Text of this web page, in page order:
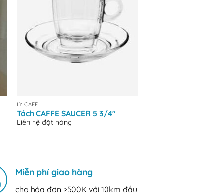
LY CAFE
Tách CAFFE SAUCER 5 3/4″
Liên hệ đặt hàng
Miễn phí giao hàng
cho hóa đơn >500K với 10km đầu